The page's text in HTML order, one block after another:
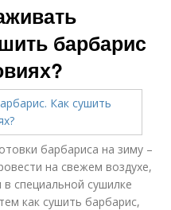
барбарис
барбариса на зиму –
на свежем воздухе,
специальной сушилке
как сушить барбарис,